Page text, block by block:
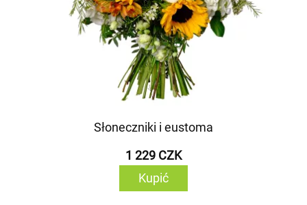
Słoneczniki i eustoma
1 229 CZK
Kupić